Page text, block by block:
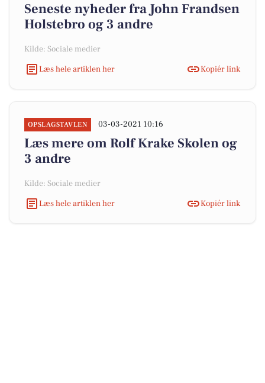
Seneste nyheder fra John Frandsen
Holstebro og 3 andre
Kilde: Sociale medier
Læs hele artiklen her
Kopiér link
OPSLAGSTAVLEN 03-03-2021 10:16
Læs mere om Rolf Krake Skolen og
3 andre
Kilde: Sociale medier
Læs hele artiklen her
Kopiér link